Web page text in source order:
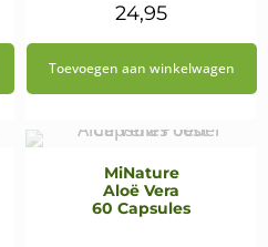
24,95
Toevoegen aan winkelwagen
MiNature
Aloë Vera
60 Capsules